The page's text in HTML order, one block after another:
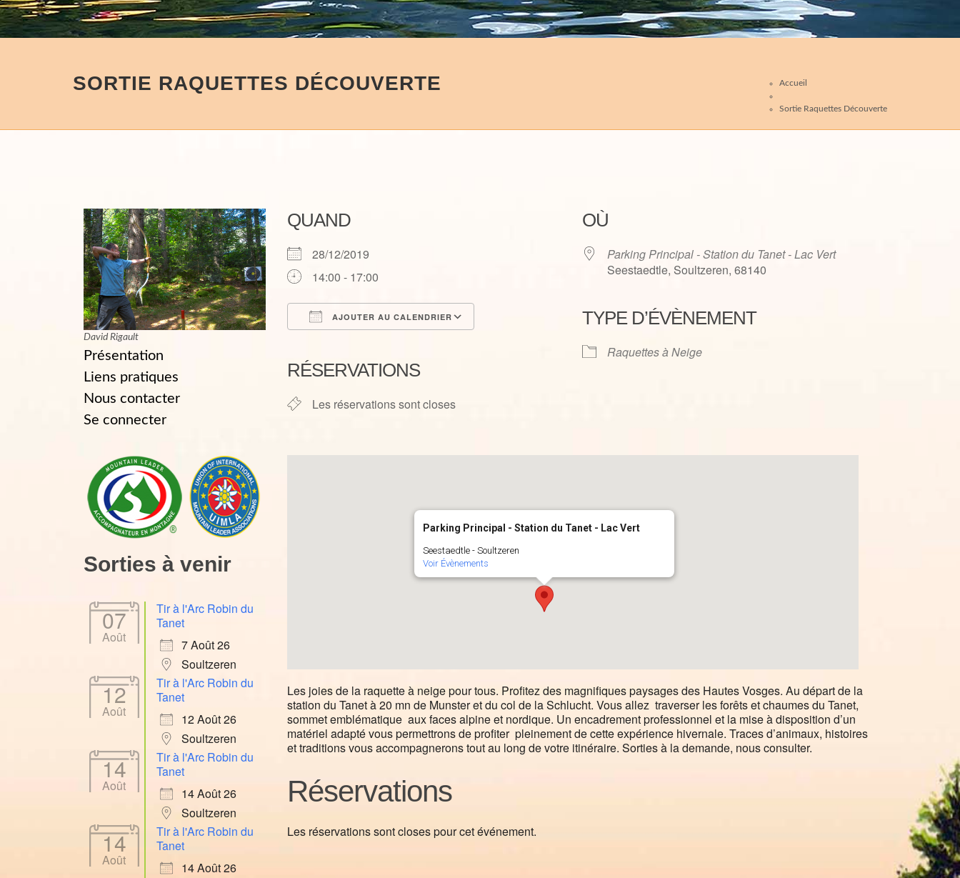
SORTIE RAQUETTES DÉCOUVERTE Accueil
Sortie Raquettes Découverte
QUAND
28/12/2019
14:00 - 17:00
AJOUTER AU CALENDRIER
RÉSERVATIONS
Les réservations sont closes
OÙ
Parking Principal - Station du Tanet - Lac Vert
Seestaedtle, Soultzeren, 68140
TYPE D’ÉVÈNEMENT
Raquettes à Neige
Parking Principal - Station du Tanet - Lac Vert
Seestaedtle - Soultzeren
Voir Évènements
Les joies de la raquette à neige pour tous. Profitez des magnifiques paysages des Hautes Vosges. Au départ de la
station du Tanet à 20 mn de Munster et du col de la Schlucht. Vous allez traverser les forêts et chaumes du Tanet,
sommet emblématique aux faces alpine et nordique. Un encadrement professionnel et la mise à disposition d’un
matériel adapté vous permettrons de profiter pleinement de cette expérience hivernale. Traces d’animaux, histoires
et traditions vous accompagnerons tout au long de votre itinéraire. Sorties à la demande, nous consulter.
Réservations
Les réservations sont closes pour cet événement.
David Rigault
Présentation
Liens pratiques
Nous contacter
Se connecter
Sorties à venir
07
Août
Tir à l'Arc Robin du
Tanet
7 Août 26
Soultzeren
12
Août
Tir à l'Arc Robin du
Tanet
12 Août 26
Soultzeren
14
Août
Tir à l'Arc Robin du
Tanet
14 Août 26
Soultzeren
14
Août
Tir à l'Arc Robin du
Tanet
14 Août 26